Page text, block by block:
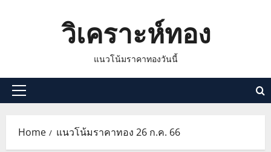
วิเคราะห์ทอง
แนวโน้มราคาทองวันนี้
Primary
Home แนวโน้มราคาทอง 26 ก.ค. 66